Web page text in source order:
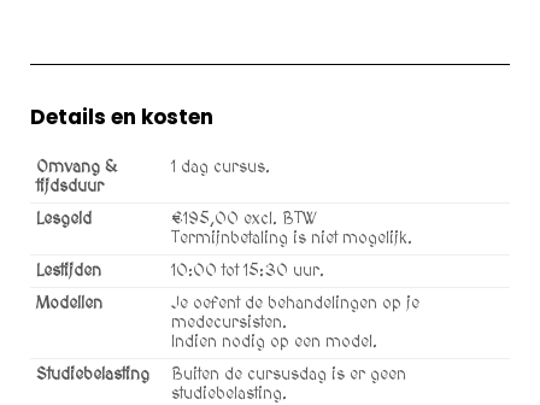
Details en kosten
Omvang &
tijdsduur
1 dag cursus.
Lesgeld
€195,00 excl. BTW
Termijnbetaling is niet mogelijk.
Lestijden
10:00 tot 15:30 uur.
Modellen
Je oefent de behandelingen op je
medecursisten.
Indien nodig op een model.
Studiebelasting
Buiten de cursusdag is er geen
studiebelasting.